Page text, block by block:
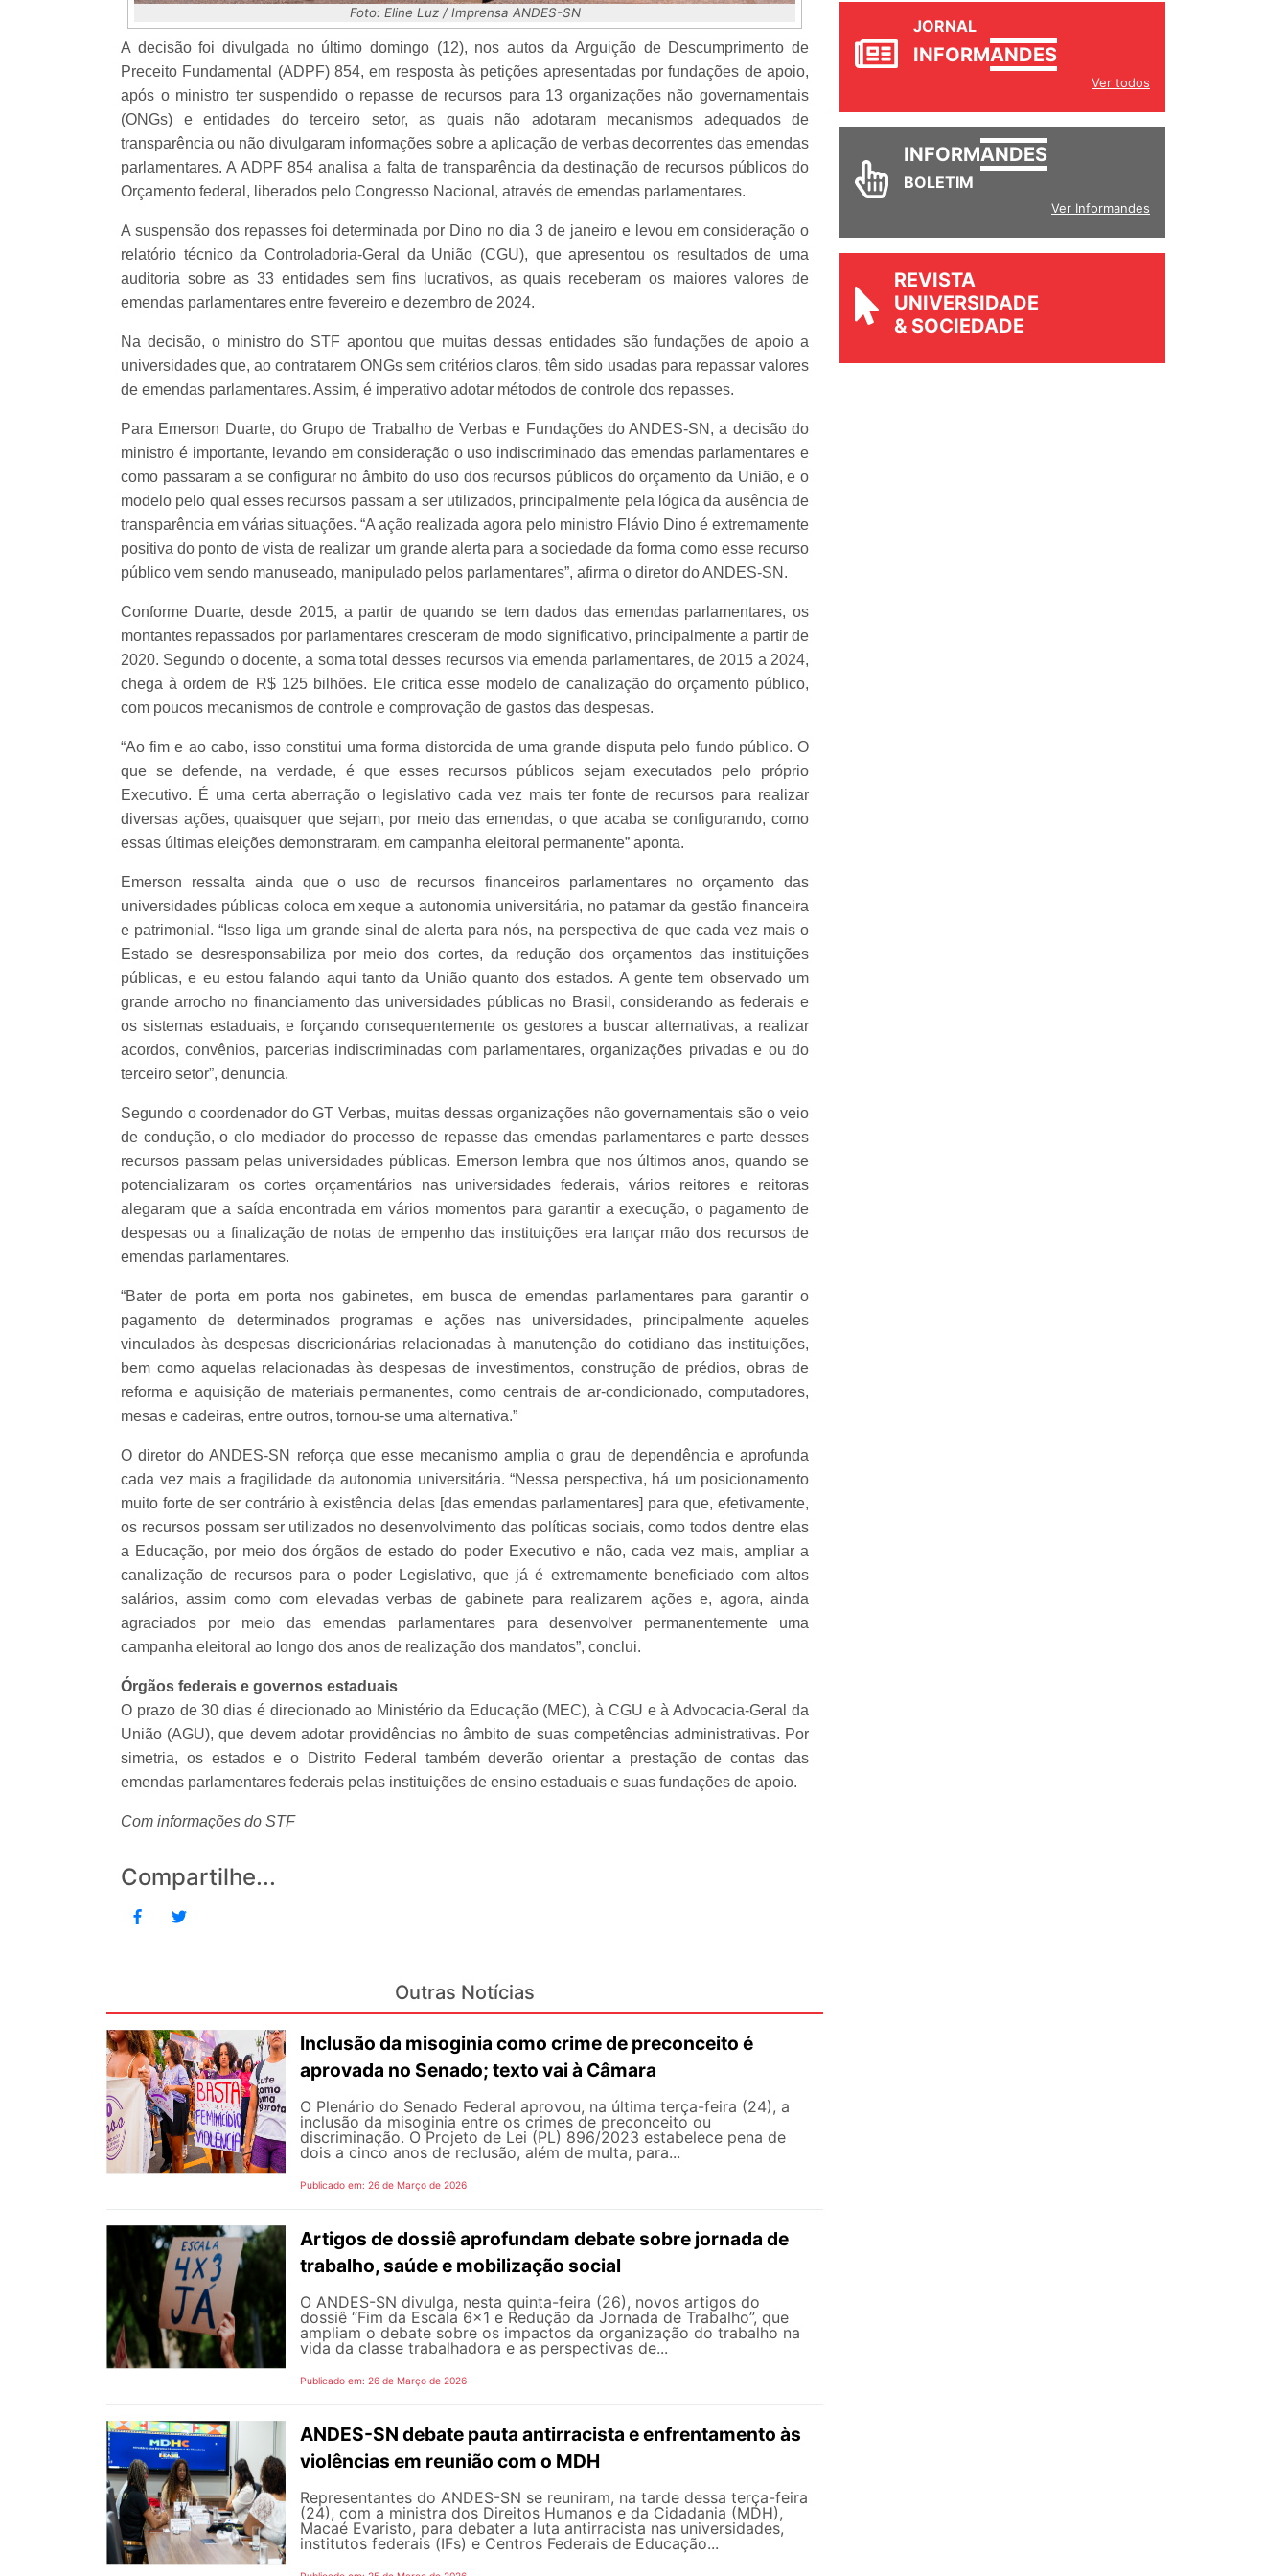
Foto: Eline Luz / Imprensa ANDES-SN
A decisão foi divulgada no último domingo (12), nos autos da Arguição de Descumprimento de
Preceito Fundamental (ADPF) 854, em resposta às petições apresentadas por fundações de apoio,
após o ministro ter suspendido o repasse de recursos para 13 organizações não governamentais
(ONGs) e entidades do terceiro setor, as quais não adotaram mecanismos adequados de
transparência ou não divulgaram informações sobre a aplicação de verbas decorrentes das emendas
parlamentares. A ADPF 854 analisa a falta de transparência da destinação de recursos públicos do
Orçamento federal, liberados pelo Congresso Nacional, através de emendas parlamentares.
A suspensão dos repasses foi determinada por Dino no dia 3 de janeiro e levou em consideração o
relatório técnico da Controladoria-Geral da União (CGU), que apresentou os resultados de uma
auditoria sobre as 33 entidades sem fins lucrativos, as quais receberam os maiores valores de
emendas parlamentares entre fevereiro e dezembro de 2024.
Na decisão, o ministro do STF apontou que muitas dessas entidades são fundações de apoio a
universidades que, ao contratarem ONGs sem critérios claros, têm sido usadas para repassar valores
de emendas parlamentares. Assim, é imperativo adotar métodos de controle dos repasses.
Para Emerson Duarte, do Grupo de Trabalho de Verbas e Fundações do ANDES-SN, a decisão do
ministro é importante, levando em consideração o uso indiscriminado das emendas parlamentares e
como passaram a se configurar no âmbito do uso dos recursos públicos do orçamento da União, e o
modelo pelo qual esses recursos passam a ser utilizados, principalmente pela lógica da ausência de
transparência em várias situações. “A ação realizada agora pelo ministro Flávio Dino é extremamente
positiva do ponto de vista de realizar um grande alerta para a sociedade da forma como esse recurso
público vem sendo manuseado, manipulado pelos parlamentares”, afirma o diretor do ANDES-SN.
Conforme Duarte, desde 2015, a partir de quando se tem dados das emendas parlamentares, os
montantes repassados por parlamentares cresceram de modo significativo, principalmente a partir de
2020. Segundo o docente, a soma total desses recursos via emenda parlamentares, de 2015 a 2024,
chega à ordem de R$ 125 bilhões. Ele critica esse modelo de canalização do orçamento público,
com poucos mecanismos de controle e comprovação de gastos das despesas.
“Ao fim e ao cabo, isso constitui uma forma distorcida de uma grande disputa pelo fundo público. O
que se defende, na verdade, é que esses recursos públicos sejam executados pelo próprio
Executivo. É uma certa aberração o legislativo cada vez mais ter fonte de recursos para realizar
diversas ações, quaisquer que sejam, por meio das emendas, o que acaba se configurando, como
essas últimas eleições demonstraram, em campanha eleitoral permanente” aponta.
Emerson ressalta ainda que o uso de recursos financeiros parlamentares no orçamento das
universidades públicas coloca em xeque a autonomia universitária, no patamar da gestão financeira
e patrimonial. “Isso liga um grande sinal de alerta para nós, na perspectiva de que cada vez mais o
Estado se desresponsabiliza por meio dos cortes, da redução dos orçamentos das instituições
públicas, e eu estou falando aqui tanto da União quanto dos estados. A gente tem observado um
grande arrocho no financiamento das universidades públicas no Brasil, considerando as federais e
os sistemas estaduais, e forçando consequentemente os gestores a buscar alternativas, a realizar
acordos, convênios, parcerias indiscriminadas com parlamentares, organizações privadas e ou do
terceiro setor”, denuncia.
Segundo o coordenador do GT Verbas, muitas dessas organizações não governamentais são o veio
de condução, o elo mediador do processo de repasse das emendas parlamentares e parte desses
recursos passam pelas universidades públicas. Emerson lembra que nos últimos anos, quando se
potencializaram os cortes orçamentários nas universidades federais, vários reitores e reitoras
alegaram que a saída encontrada em vários momentos para garantir a execução, o pagamento de
despesas ou a finalização de notas de empenho das instituições era lançar mão dos recursos de
emendas parlamentares.
“Bater de porta em porta nos gabinetes, em busca de emendas parlamentares para garantir o
pagamento de determinados programas e ações nas universidades, principalmente aqueles
vinculados às despesas discricionárias relacionadas à manutenção do cotidiano das instituições,
bem como aquelas relacionadas às despesas de investimentos, construção de prédios, obras de
reforma e aquisição de materiais permanentes, como centrais de ar-condicionado, computadores,
mesas e cadeiras, entre outros, tornou-se uma alternativa.”
O diretor do ANDES-SN reforça que esse mecanismo amplia o grau de dependência e aprofunda
cada vez mais a fragilidade da autonomia universitária. “Nessa perspectiva, há um posicionamento
muito forte de ser contrário à existência delas [das emendas parlamentares] para que, efetivamente,
os recursos possam ser utilizados no desenvolvimento das políticas sociais, como todos dentre elas
a Educação, por meio dos órgãos de estado do poder Executivo e não, cada vez mais, ampliar a
canalização de recursos para o poder Legislativo, que já é extremamente beneficiado com altos
salários, assim como com elevadas verbas de gabinete para realizarem ações e, agora, ainda
agraciados por meio das emendas parlamentares para desenvolver permanentemente uma
campanha eleitoral ao longo dos anos de realização dos mandatos”, conclui.
Órgãos federais e governos estaduais
O prazo de 30 dias é direcionado ao Ministério da Educação (MEC), à CGU e à Advocacia-Geral da
União (AGU), que devem adotar providências no âmbito de suas competências administrativas. Por
simetria, os estados e o Distrito Federal também deverão orientar a prestação de contas das
emendas parlamentares federais pelas instituições de ensino estaduais e suas fundações de apoio.
Com informações do STF
Compartilhe...
Outras Notícias
Inclusão da misoginia como crime de preconceito é
aprovada no Senado; texto vai à Câmara
O Plenário do Senado Federal aprovou, na última terça-feira (24), a
inclusão da misoginia entre os crimes de preconceito ou
discriminação. O Projeto de Lei (PL) 896/2023 estabelece pena de
dois a cinco anos de reclusão, além de multa, para...
Publicado em: 26 de Março de 2026
Artigos de dossiê aprofundam debate sobre jornada de
trabalho, saúde e mobilização social
O ANDES-SN divulga, nesta quinta-feira (26), novos artigos do
dossiê “Fim da Escala 6×1 e Redução da Jornada de Trabalho”, que
ampliam o debate sobre os impactos da organização do trabalho na
vida da classe trabalhadora e as perspectivas de...
Publicado em: 26 de Março de 2026
ANDES-SN debate pauta antirracista e enfrentamento às
violências em reunião com o MDH
Representantes do ANDES-SN se reuniram, na tarde dessa terça-feira
(24), com a ministra dos Direitos Humanos e da Cidadania (MDH),
Macaé Evaristo, para debater a luta antirracista nas universidades,
institutos federais (IFs) e Centros Federais de Educação...
JORNAL
Ver todos
INFORM
Ver Informandes
REVISTA
UNIVERSIDADE